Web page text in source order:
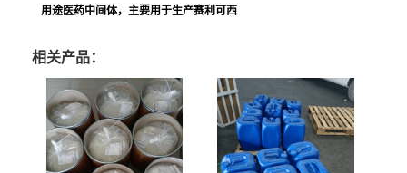
用途医药中间体，主要用于生产赛利可西
相关产品：